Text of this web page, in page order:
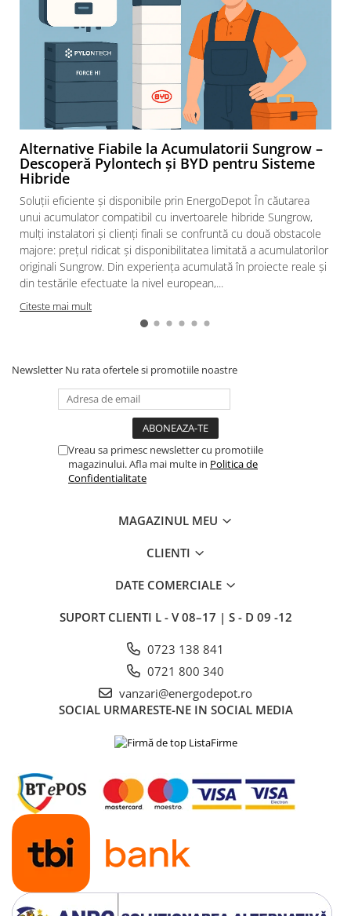
Alternative Fiabile la Acumulatorii Sungrow –
Descoperă Pylontech și BYD pentru Sisteme
Hibride
Soluții eficiente și disponibile prin EnergoDepot În căutarea
unui acumulator compatibil cu invertoarele hibride Sungrow,
mulți instalatori și clienți finali se confruntă cu două obstacole
majore: prețul ridicat și disponibilitatea limitată a acumulatorilor
originali Sungrow. Din experiența acumulată în proiecte reale și
din testările efectuate la nivel european,...
Citeste mai mult
Newsletter Nu rata ofertele si promotiile noastre
Vreau sa primesc newsletter cu promotiile
magazinului. Afla mai multe in Politica de
Confidentialitate
MAGAZINUL MEU
CLIENTI
DATE COMERCIALE
SUPORT CLIENTI L - V 08–17 | S - D 09 -12
0723 138 841
0721 800 340
vanzari@energodepot.ro
SOCIAL URMARESTE-NE IN SOCIAL MEDIA